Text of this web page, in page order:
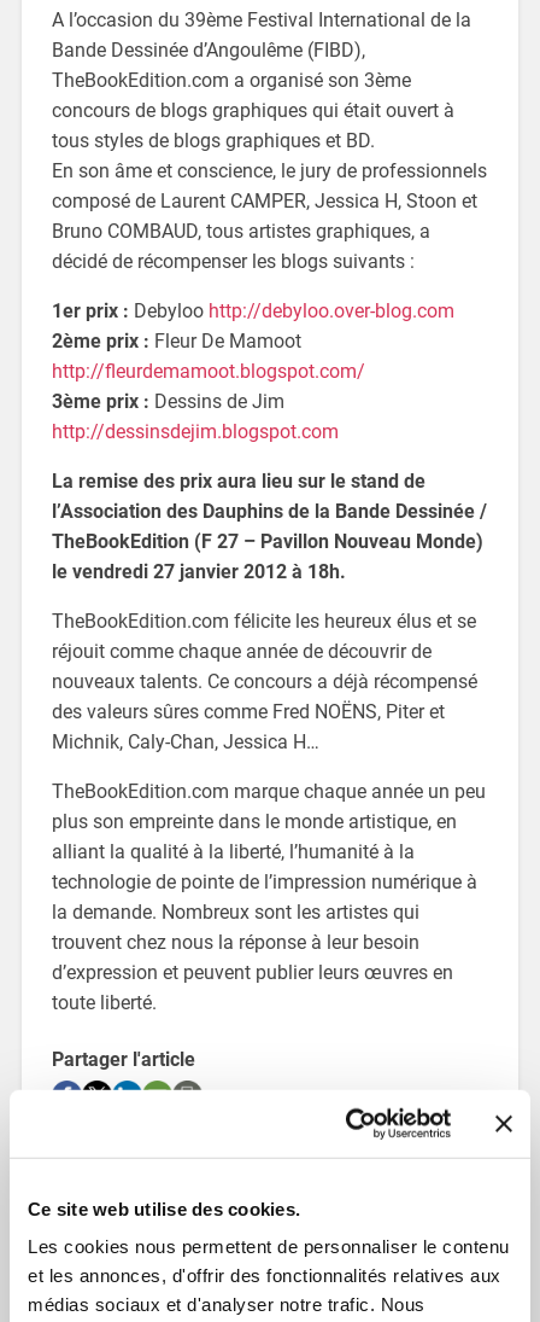
Ce site web utilise des cookies.
Les cookies nous permettent de personnaliser le contenu
et les annonces, d'offrir des fonctionnalités relatives aux
médias sociaux et d'analyser notre trafic. Nous
A l’occasion du 39ème Festival International de la
Bande Dessinée d’Angoulême (FIBD),
TheBookEdition.com a organisé son 3ème
concours de blogs graphiques qui était ouvert à
tous styles de blogs graphiques et BD.
En son âme et conscience, le jury de professionnels
composé de Laurent CAMPER, Jessica H, Stoon et
Bruno COMBAUD, tous artistes graphiques, a
décidé de récompenser les blogs suivants :
1er prix : Debyloo http://debyloo.over-blog.com
2ème prix : Fleur De Mamoot
http://fleurdemamoot.blogspot.com/
3ème prix : Dessins de Jim
http://dessinsdejim.blogspot.com
La remise des prix aura lieu sur le stand de
l’Association des Dauphins de la Bande Dessinée /
TheBookEdition (F 27 – Pavillon Nouveau Monde)
le vendredi 27 janvier 2012 à 18h.
TheBookEdition.com félicite les heureux élus et se
réjouit comme chaque année de découvrir de
nouveaux talents. Ce concours a déjà récompensé
des valeurs sûres comme Fred NOËNS, Piter et
Michnik, Caly-Chan, Jessica H…
TheBookEdition.com marque chaque année un peu
plus son empreinte dans le monde artistique, en
alliant la qualité à la liberté, l’humanité à la
technologie de pointe de l’impression numérique à
la demande. Nombreux sont les artistes qui
trouvent chez nous la réponse à leur besoin
d’expression et peuvent publier leurs œuvres en
toute liberté.
Partager l'article
TheBookEdition